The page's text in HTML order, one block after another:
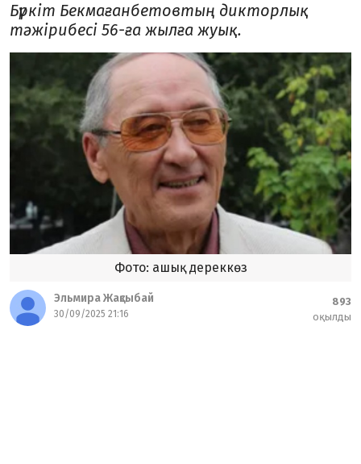
Бүркіт Бекмағанбетовтың дикторлық
тәжірибесі 56-ға жылға жуық.
Фото: ашық дереккөз
Эльмира Жақсыбай
30/09/2025 21:16
893
оқылды